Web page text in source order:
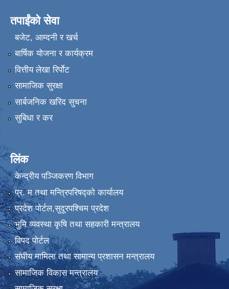
तपाईंको सेवा
बजेट, आम्दनी र खर्च
बार्षिक योजना र कार्यक्रम
वित्तीय लेखा रिर्पाेट
सामाजिक सुरक्षा
सार्बजनिक खरिद सुचना
सुबिधा र कर
लिंक
केन्द्रीय पञ्जिकरण विभाग
प्र. म तथा मन्त्रिपरिषद्को कार्यालय
प्रदेश पाेर्टल,सुदूरपश्चिम प्रदेश
भुमि व्यवस्था कृषि तथा सहकारी मन्त्रालय
विपद पोर्टल
संघीय मामिला तथा सामान्य प्रशासन मन्त्रालय
सामाजिक विकास मन्त्रालय